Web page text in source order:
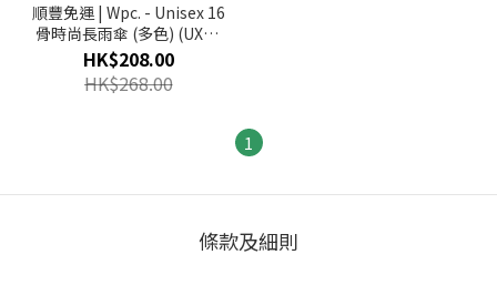
順豐免運 | Wpc. - Unisex 16
骨時尚長雨傘 (多色) (UX02
Series)
HK$208.00
HK$268.00
1
條款及細則